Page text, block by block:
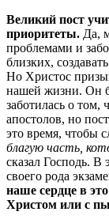
Великий пост
приоритеты. Да,
проблемами и
близких,
Но Христос
нашей жизни. Он
заботилась о том,
апостолов, но
это время, чтобы
благую часть,
сказал Господь.
своего рода
наше сердце в
Христом или с